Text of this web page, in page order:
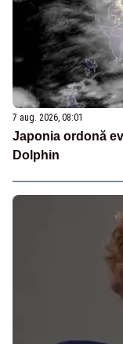
7 aug. 2026, 08:01
Japonia ordonă
Dolphin